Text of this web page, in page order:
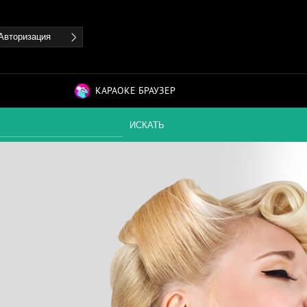
КАРАОКЕ БРАУЗЕР
ИСКАТЬ